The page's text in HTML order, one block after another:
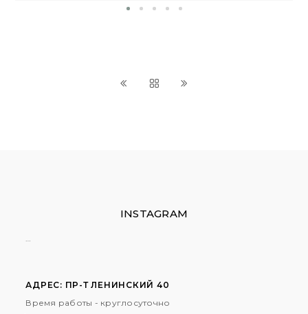
INSTAGRAM
…
АДРЕС: ПР-Т ЛЕНИНСКИЙ 40
Время работы - круглосуточно